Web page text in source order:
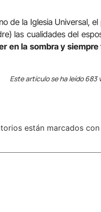
de la Iglesia Universal, el
las cualidades del
en la sombra y siempre
Este artículo se ha leído 683
están marcados con